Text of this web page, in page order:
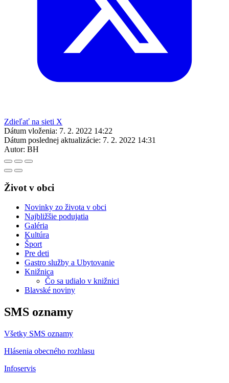
Zdieľať na sieti X
Dátum vloženia: 7. 2. 2022 14:22
Dátum poslednej aktualizácie: 7. 2. 2022 14:31
Autor: BH
Život v obci
Novinky zo života v obci
Najbližšie podujatia
Galéria
Kultúra
Šport
Pre deti
Gastro služby a Ubytovanie
Knižnica
Čo sa udialo v knižnici
Blavské noviny
SMS oznamy
Všetky SMS oznamy
Hlásenia obecného rozhlasu
Infoservis